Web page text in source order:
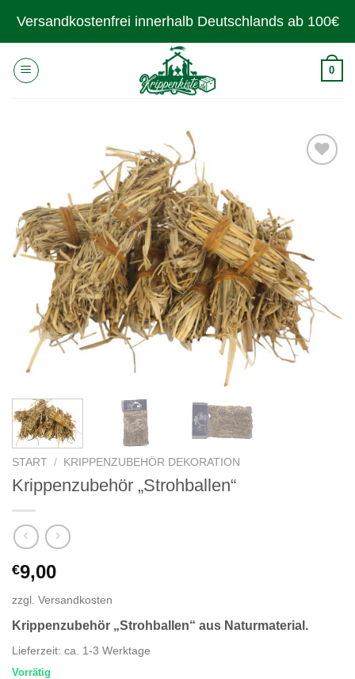
InhaltVersandkostenfrei innerhalb Deutschlands ab 100€
0
START / KRIPPENZUBEHÖR DEKORATION
Krippenzubehör „Strohballen“
€9,00
zzgl. Versandkosten
Krippenzubehör „Strohballen“ aus Naturmaterial.
Lieferzeit: ca. 1-3 Werktage
Vorrätig